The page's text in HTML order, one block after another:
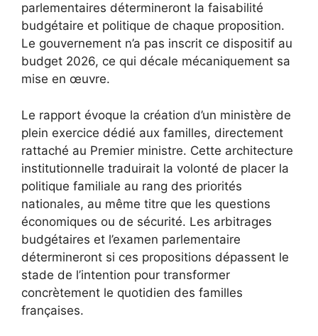
parlementaires détermineront la faisabilité
budgétaire et politique de chaque proposition.
Le gouvernement n’a pas inscrit ce dispositif au
budget 2026, ce qui décale mécaniquement sa
mise en œuvre.
Le rapport évoque la création d’un ministère de
plein exercice dédié aux familles, directement
rattaché au Premier ministre. Cette architecture
institutionnelle traduirait la volonté de placer la
politique familiale au rang des priorités
nationales, au même titre que les questions
économiques ou de sécurité. Les arbitrages
budgétaires et l’examen parlementaire
détermineront si ces propositions dépassent le
stade de l’intention pour transformer
concrètement le quotidien des familles
françaises.